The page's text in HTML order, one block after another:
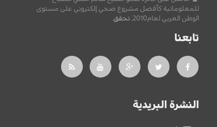
للمعلوماتية كأفضل مشروع صحي إلكتروني على مستوى
الوطن العربي لعام2010,
تحقق.
تابعنا
النشرة البريدية